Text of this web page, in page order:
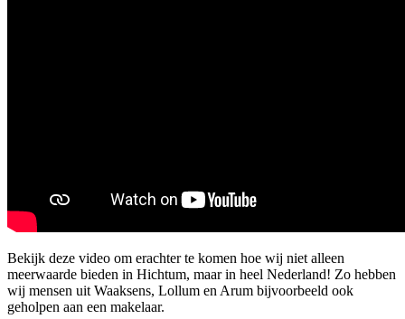
Bekijk deze video om erachter te komen hoe wij niet alleen
meerwaarde bieden in Hichtum, maar in heel Nederland! Zo hebben
wij mensen uit Waaksens, Lollum en Arum bijvoorbeeld ook
geholpen aan een makelaar.